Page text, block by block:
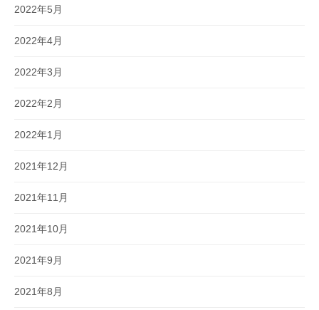
2022年5月
2022年4月
2022年3月
2022年2月
2022年1月
2021年12月
2021年11月
2021年10月
2021年9月
2021年8月